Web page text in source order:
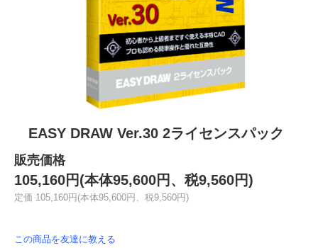
EASY DRAW Ver.30 2ライセンスパック
販売価格
105,160円(本体95,600円、税9,560円)
定価 105,160円(本体95,600円、税9,560円)
この商品を友達に教える